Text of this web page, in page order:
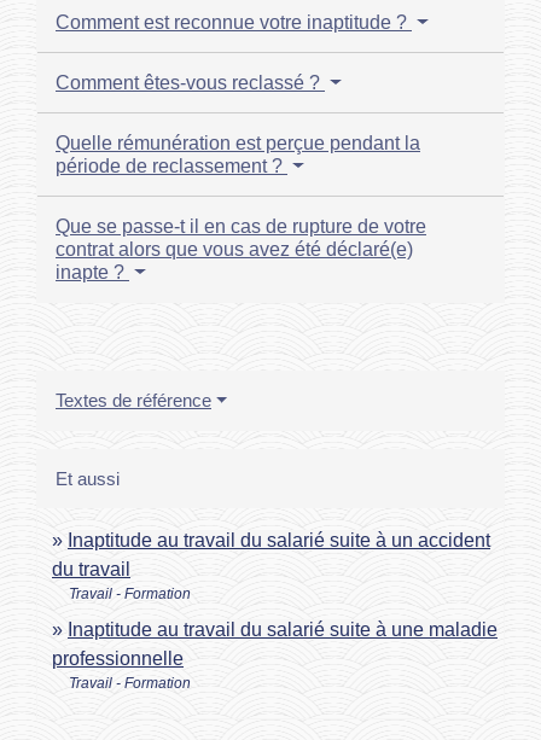
Comment est reconnue votre inaptitude ?
Comment êtes-vous reclassé ?
Quelle rémunération est perçue pendant la
période de reclassement ?
Que se passe-t il en cas de rupture de votre
contrat alors que vous avez été déclaré(e)
inapte ?
Textes de référence
Et aussi
Inaptitude au travail du salarié suite à un accident
du travail
Travail - Formation
Inaptitude au travail du salarié suite à une maladie
professionnelle
Travail - Formation